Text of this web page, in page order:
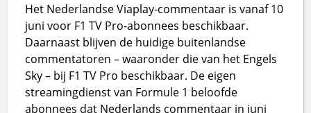
Het Nederlandse Viaplay-commentaar is vanaf 10
juni voor F1 TV Pro-abonnees beschikbaar.
Daarnaast blijven de huidige buitenlandse
commentatoren – waaronder die van het Engels
Sky – bij F1 TV Pro beschikbaar. De eigen
streamingdienst van Formule 1 beloofde
abonnees dat Nederlands commentaar in juni